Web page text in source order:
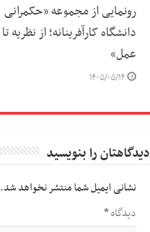
رونمایی از مجموعه «حکمرانی
دانشگاه کارآفرینانه؛ از نظریه تا
عمل»
۱۴۰۵/۰۵/۱۴
دیدگاهتان را بنویسید
نشانی ایمیل شما منتشر نخواهد شد.
دیدگاه*